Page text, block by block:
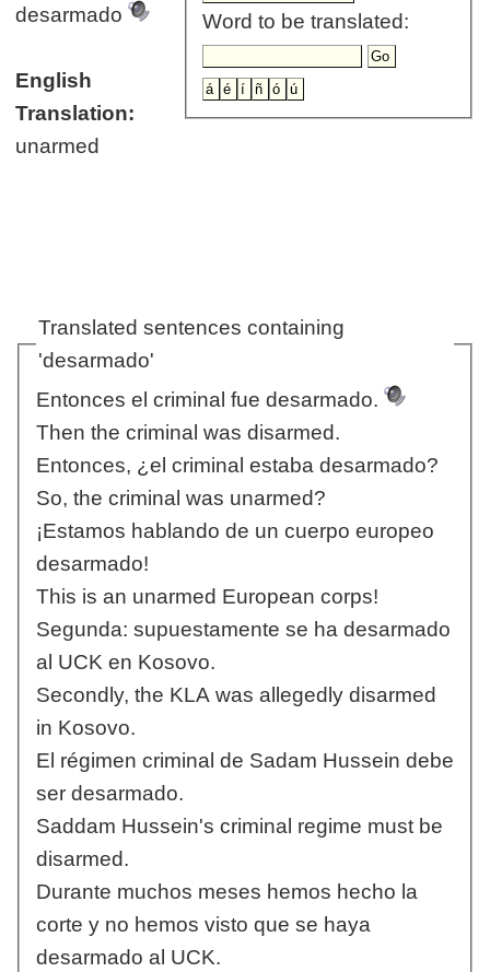
Word to be translated:
desarmado
English
Translation:
unarmed
Translated sentences containing
'desarmado'
Entonces el criminal fue desarmado.
Then the criminal was disarmed.
Entonces, ¿el criminal estaba desarmado?
So, the criminal was unarmed?
¡Estamos hablando de un cuerpo europeo
desarmado!
This is an unarmed European corps!
Segunda: supuestamente se ha desarmado
al UCK en Kosovo.
Secondly, the KLA was allegedly disarmed
in Kosovo.
El régimen criminal de Sadam Hussein debe
ser desarmado.
Saddam Hussein's criminal regime must be
disarmed.
Durante muchos meses hemos hecho la
corte y no hemos visto que se haya
desarmado al UCK.